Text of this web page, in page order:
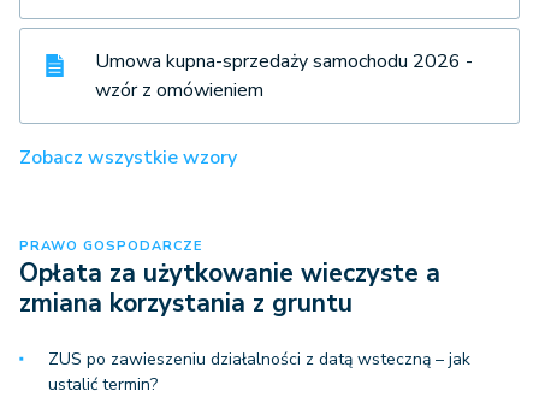
Umowa kupna-sprzedaży samochodu 2026 -
wzór z omówieniem
Zobacz wszystkie wzory
PRAWO GOSPODARCZE
Opłata za użytkowanie wieczyste a
zmiana korzystania z gruntu
ZUS po zawieszeniu działalności z datą wsteczną – jak
ustalić termin?